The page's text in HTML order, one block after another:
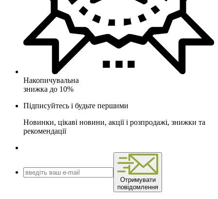
Накопичувальна
знижка до 10%
Підписуйтесь і будьте першими
Новинки, цікаві новини, акції і розпродажі, знижки та
рекомендації
Отримувати
повідомлення